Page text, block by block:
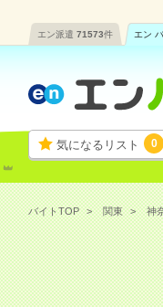
エン派遣 71573件 エン
気になるリスト 0
バイトTOP 関東 神